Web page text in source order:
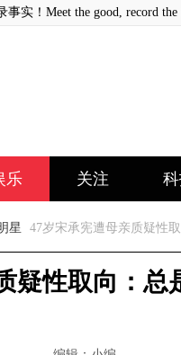
实！Meet the good, record the
乐 关注
星 47岁宋承宪遭母亲质疑性
疑性取向：总